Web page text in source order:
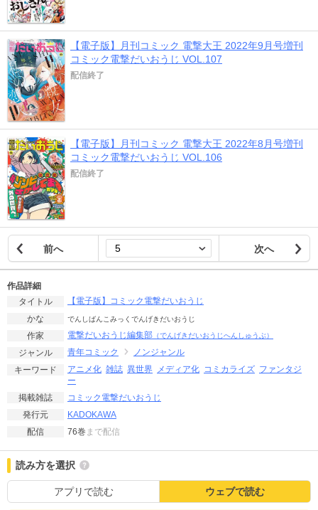
【電子版】月刊コミック 電撃大王 2022年9月号増刊
コミック電撃だいおうじ VOL.107
配信終了
【電子版】月刊コミック 電撃大王 2022年8月号増刊
コミック電撃だいおうじ VOL.106
配信終了
前へ 次へ
作品詳細
タイトル
【電子版】コミック電撃だいおうじ
かな
でんしばんこみっくでんげきだいおうじ
作家 電撃だいおうじ編集部 （でんげきだいおうじへんしゅうぶ）
ジャンル 青年コミック
ノンジャンル
キーワード
アニメ化 雑誌 異世界 メディア化 コミカライズ ファンタジ
ー
掲載雑誌
コミック電撃だいおうじ
発行元
KADOKAWA
配信
76巻 まで配信
読み方を選択
アプリで読む ウェブで読む